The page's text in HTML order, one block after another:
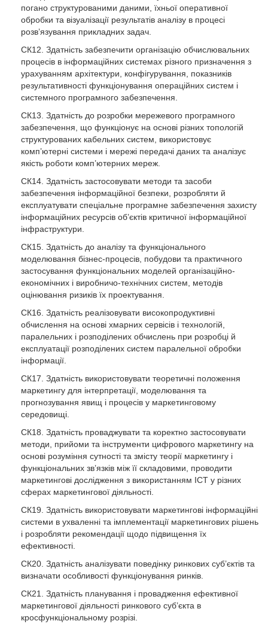
погано структурованими даними, їхньої оперативної
обробки та візуалізації результатів аналізу в процесі
розв’язування прикладних задач.
СК12. Здатність забезпечити організацію обчислювальних
процесів в інформаційних системах різного призначення з
урахуванням архітектури, конфігурування, показників
результативності функціонування операційних систем і
системного програмного забезпечення.
СК13. Здатність до розробки мережевого програмного
забезпечення, що функціонує на основі різних топологій
структурованих кабельних систем, використовує
комп’ютерні системи і мережі передачі даних та аналізує
якість роботи комп’ютерних мереж.
СК14. Здатність застосовувати методи та засоби
забезпечення інформаційної безпеки, розробляти й
експлуатувати спеціальне програмне забезпечення захисту
інформаційних ресурсів об’єктів критичної інформаційної
інфраструктури.
СК15. Здатність до аналізу та функціонального
моделювання бізнес-процесів, побудови та практичного
застосування функціональних моделей організаційно-
економічних і виробничо-технічних систем, методів
оцінювання ризиків їх проектування.
СК16. Здатність реалізовувати високопродуктивні
обчислення на основі хмарних сервісів і технологій,
паралельних і розподілених обчислень при розробці й
експлуатації розподілених систем паралельної обробки
інформації.
СК17. Здатність використовувати теоретичні положення
маркетингу для інтерпретації, моделювання та
прогнозування явищ і процесів у маркетинговому
середовищі.
СК18. Здатність проваджувати та коректно застосовувати
методи, прийоми та інструменти цифрового маркетингу на
основі розуміння сутності та змісту теорії маркетингу і
функціональних зв’язків між її складовими, проводити
маркетингові дослідження з використанням ІСТ у різних
сферах маркетингової діяльності.
СК19. Здатність використовувати маркетингові інформаційні
системи в ухваленні та імплементації маркетингових рішень
і розробляти рекомендації щодо підвищення їх
ефективності.
СК20. Здатність аналізувати поведінку ринкових суб’єктів та
визначати особливості функціонування ринків.
СК21. Здатність планування і провадження ефективної
маркетингової діяльності ринкового суб’єкта в
кросфункціональному розрізі.